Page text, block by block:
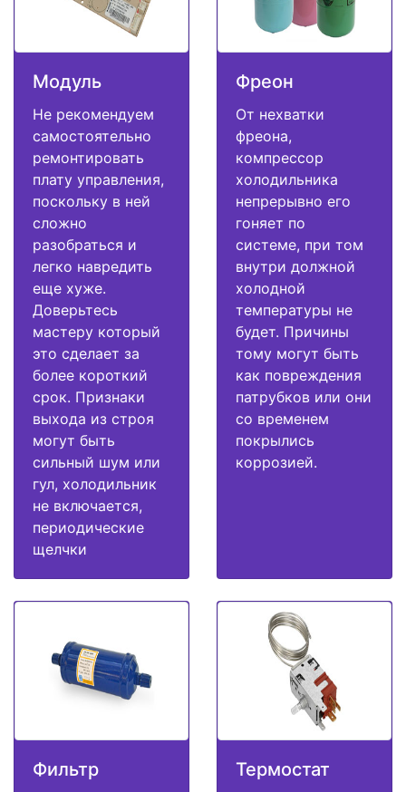
Модуль
Не рекомендуем
самостоятельно
ремонтировать
плату управления,
поскольку в ней
сложно
разобраться и
легко навредить
еще хуже.
Доверьтесь
мастеру который
это сделает за
более короткий
срок. Признаки
выхода из строя
могут быть
сильный шум или
гул, холодильник
не включается,
периодические
щелчки
Фреон
От нехватки
фреона,
компрессор
холодильника
непрерывно его
гоняет по
системе, при том
внутри должной
холодной
температуры не
будет. Причины
тому могут быть
как повреждения
патрубков или они
со временем
покрылись
коррозией.
Фильтр Термостат